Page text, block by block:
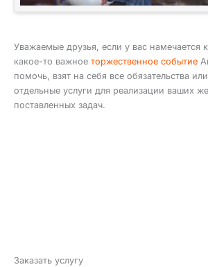
Уважаемые друзья, если у вас намечается
какое-то важное торжественное событие
помочь, взят на себя все обязательства
отдельные услуги для реализации ваших
поставленных задач.
Заказать услугу